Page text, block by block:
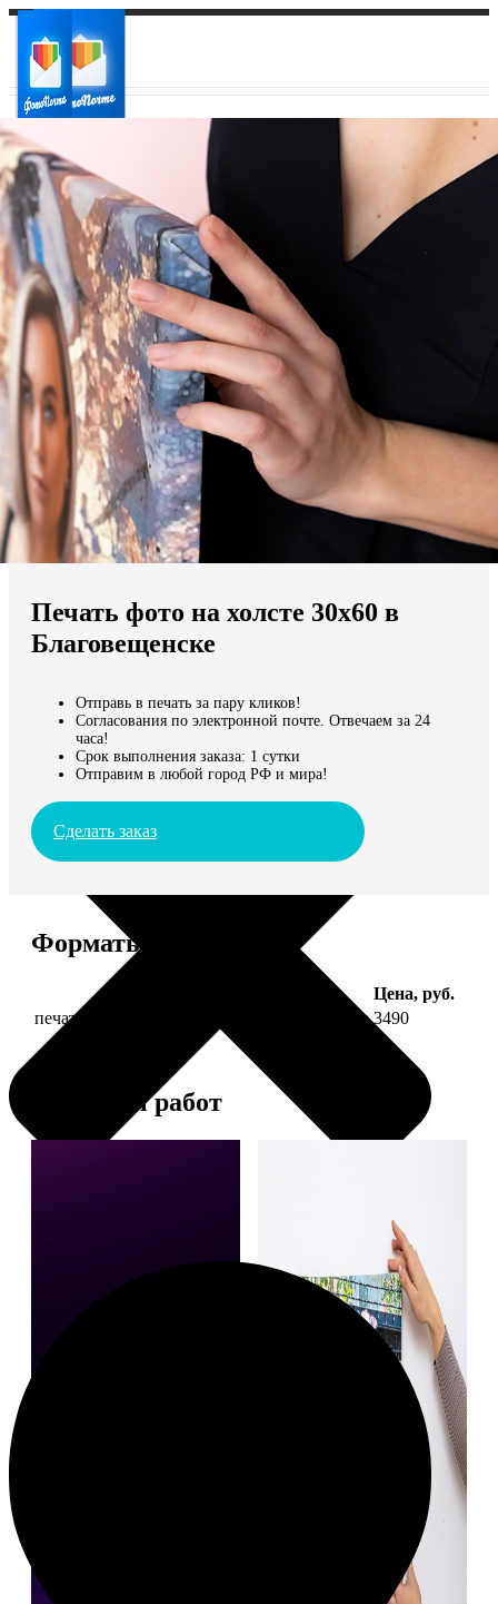
Ваш город:
Ваш регион доставки
Выберите из списка:
Мы доставляем по всему миру
Продолжить без города
Печать фото на холсте 30х60 в
Благовещенске
Отправь в печать за пару кликов!
Согласования по электронной почте. Отвечаем за 24
часа!
Срок выполнения заказа: 1 сутки
Отправим в любой город РФ и мира!
Сделать заказ
Форматы и цены
Цена, руб.
печать фото на холсте 30х60 на подрамнике 3490
Примеры работ